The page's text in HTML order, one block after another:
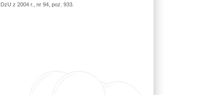
z 2004 r., nr 94, poz. 933.